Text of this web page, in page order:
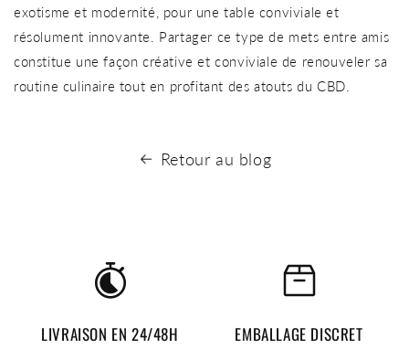
exotisme et modernité, pour une table conviviale et
résolument innovante. Partager ce type de mets entre amis
constitue une façon créative et conviviale de renouveler sa
routine culinaire tout en profitant des atouts du CBD.
Retour au blog
LIVRAISON EN 24/48H EMBALLAGE DISCRET